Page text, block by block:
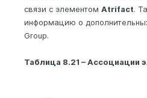
связи с элементом Atrifact.
информацию о
Group.
Таблица 8.21 – Ассоциации